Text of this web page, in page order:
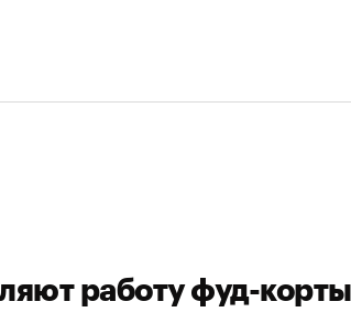
работу фуд-корты